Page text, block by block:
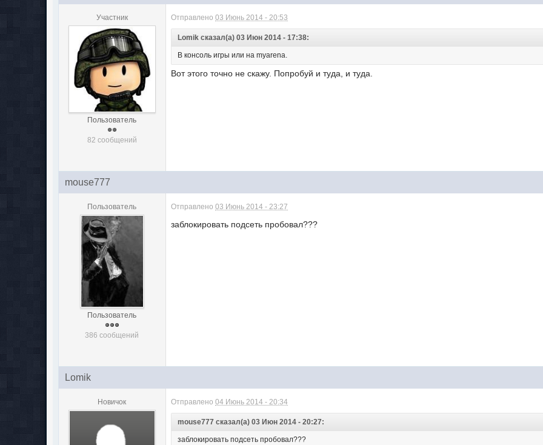
Участник
Пользователь
82 сообщений
Отправлено03 Июнь 2014 - 20:53
Lomik сказал(а) 03 Июн 2014 - 17:38:
В консоль игры или на myarena.
Вот этого точно не скажу. Попробуй и туда, и туда.
mouse777
Пользователь
Пользователь
386 сообщений
Отправлено03 Июнь 2014 - 23:27
заблокировать подсеть пробовал???
Lomik
Новичок Отправлено04 Июнь 2014 - 20:34
mouse777 сказал(а) 03 Июн 2014 - 20:27:
заблокировать подсеть пробовал???